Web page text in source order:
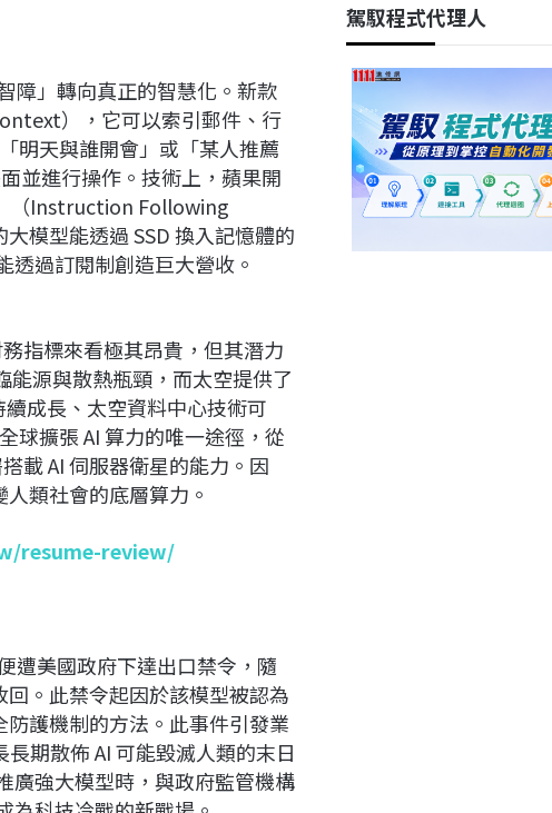
障」轉向真正的智慧化。新款
），它可以索引郵件、行
明天與誰開會」或「某人推薦
並進行操作。技術上，蘋果開
（Instruction Following
模型能透過 SSD 換入記憶體的
透過訂閱制創造巨大營收。
指標來看極其昂貴，但其潛力
能源與散熱瓶頸，而太空提供了
成長、太空資料中心技術可
球擴張 AI 算力的唯一途徑，從
載 AI 伺服器衛星的能力。因
類社會的底層算力。
resume-review/
遭美國政府下達出口禁令，隨
。此禁令起因於該模型被認為
護機制的方法。此事件引發業
期散佈 AI 可能毀滅人類的末日
廣強大模型時，與政府監管機構
駕馭程式代理人